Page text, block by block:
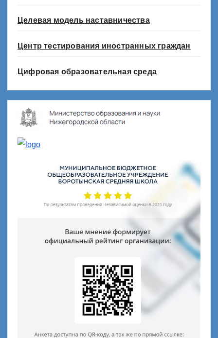
Целевая модель наставничества
Центр тестирования иностранных граждан
Цифровая образовательная среда